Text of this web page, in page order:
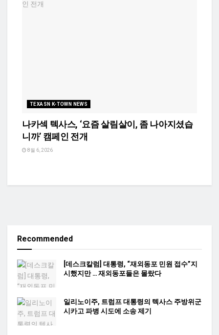
TEXASN K-TOWN NEWS
나카섹 텍사스, ‘요즘 살림살이, 좀 나아지셨습
니까’ 캠페인 전개
8월 6, 2026
Recommended
[데스크칼럼] 대통령, “재외동포 민원 접수”지
시했지만 … 재외동포들은 몰랐다
일리노이주, 트럼프 대통령의 텍사스 주방위군
시카고 파병 시도에 소송 제기